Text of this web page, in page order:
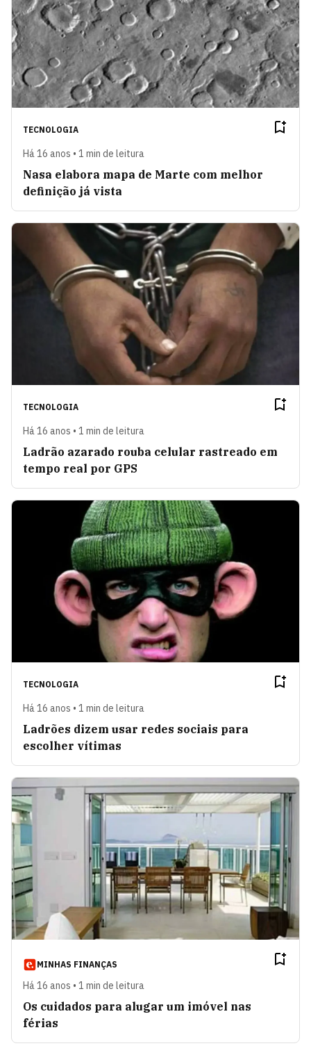
TECNOLOGIA
Há 16 anos • 1 min de leitura
Nasa elabora mapa de Marte com melhor
definição já vista
TECNOLOGIA
Há 16 anos • 1 min de leitura
Ladrão azarado rouba celular rastreado em
tempo real por GPS
TECNOLOGIA
Há 16 anos • 1 min de leitura
Ladrões dizem usar redes sociais para
escolher vítimas
MINHAS FINANÇAS
Há 16 anos • 1 min de leitura
Os cuidados para alugar um imóvel nas
férias